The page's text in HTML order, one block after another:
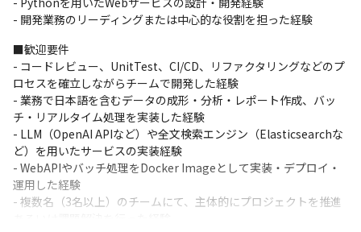
含む）モデルと連携して情報処理するPythonコードの実装
- 上記のような処理をクラウドサービス上に乗せ、バッチ処理や
WebAPIを設計・実装し、アプリなどから呼び出せるように統合
- 以上の業務を、リードエンジニアとして社内のジュニアメンバー
や業務委託メンバー、外部の協力会社などを率いて実現する
- 開発業務のリーディングまたは中心的な役割を担った経験
■歓迎要件
- コードレビュー、UnitTest、CI/CD、リファクタリングなどのプ
ロセスを確立しながらチームで開発した経験
- 業務で日本語を含むデータの成形・分析・レポート作成、バッ
チ・リアルタイム処理を実装した経験
- LLM（OpenAI APIなど）や全文検索エンジン（Elasticsearchな
ど）を用いたサービスの実装経験
- WebAPIやバッチ処理をDocker Imageとして実装・デプロイ・
運用した経験
- 複数名（3名以上）のチームにて、主体的にプロジェクトを推進